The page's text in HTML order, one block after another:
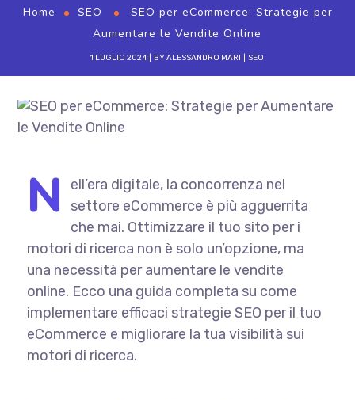
Home SEO
SEO per eCommerce: Strategie per
Aumentare le Vendite Online
1 LUGLIO 2024 BYALESSANDRO MARI SEO
N
ell’era digitale, la concorrenza nel
settore eCommerce è più agguerrita
che mai. Ottimizzare il tuo sito per i
motori di ricerca non è solo un’opzione, ma
una necessità per aumentare le vendite
online. Ecco una guida completa su come
implementare efficaci strategie SEO per il tuo
eCommerce e migliorare la tua visibilità sui
motori di ricerca.